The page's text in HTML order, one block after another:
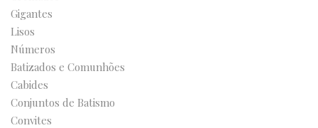
Gigantes
Lisos
Números
Batizados e Comunhões
Cabides
Conjuntos de Batismo
Convites